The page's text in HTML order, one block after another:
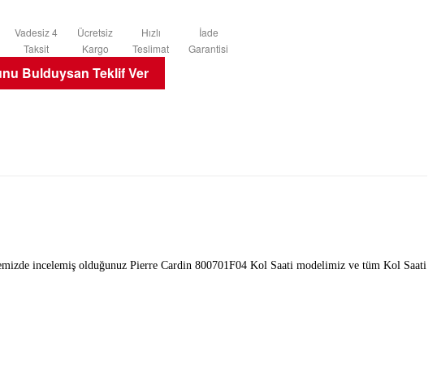
Vadesiz 4
Taksit
Ücretsiz
Kargo
Hızlı
Teslimat
İade
Garantisi
Bulduysan Teklif Ver
incelemiş olduğunuz Pierre Cardin 800701F04 Kol Saati modelimiz ve tüm Kol Saati